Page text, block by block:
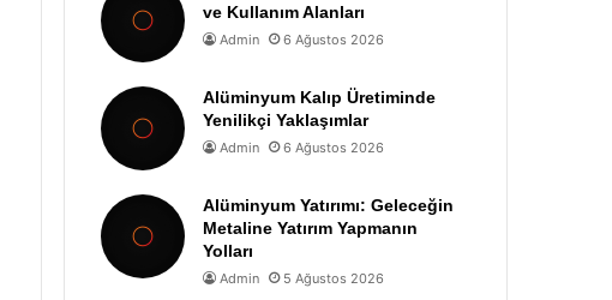
ve Kullanım Alanları
Admin 6 Ağustos 2026
Alüminyum Kalıp Üretiminde
Yenilikçi Yaklaşımlar
Admin 6 Ağustos 2026
Alüminyum Yatırımı: Geleceğin
Metaline Yatırım Yapmanın
Yolları
Admin 5 Ağustos 2026